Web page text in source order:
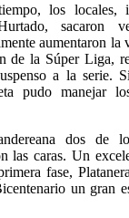
los locales,
sacaron
aumentaron la
de la Súper Liga,
a la serie.
pudo manejar
dos de
las caras. Un
fase,
un gran